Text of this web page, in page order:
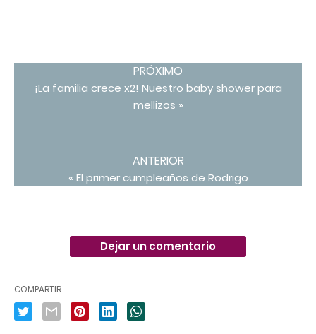
PRÓXIMO
¡La familia crece x2! Nuestro baby shower para
mellizos »
ANTERIOR
« El primer cumpleaños de Rodrigo
Dejar un comentario
COMPARTIR